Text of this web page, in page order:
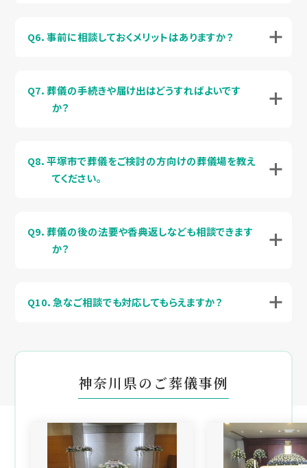
Q6．事前に相談しておくメリットはありますか？
Q7．葬儀の手続きや届け出はどうすればよいです
か？
Q8．平塚市で葬儀をご検討の方向けの葬儀場を教え
てください。
Q9．葬儀の後の法要や香典返しなども相談できます
か？
Q10．急なご相談でも対応してもらえますか？
神奈川県のご葬儀事例